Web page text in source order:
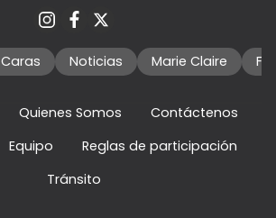
Caras Noticias Marie Claire
Quienes Somos
Contáctenos
Equipo
Reglas de participación
Tránsito